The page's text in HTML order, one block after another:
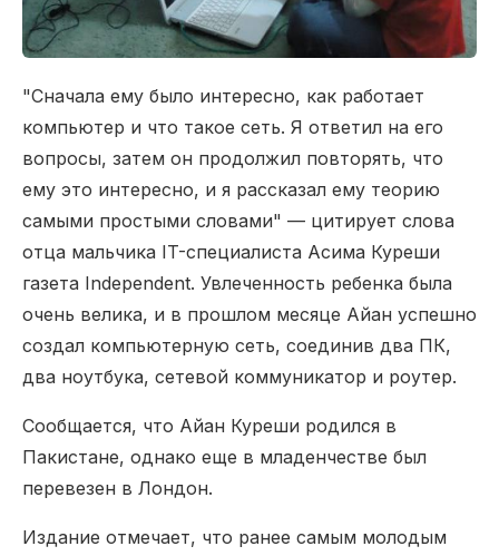
"Сначала ему было интересно, как работает
компьютер и что такое сеть. Я ответил на его
вопросы, затем он продолжил повторять, что
ему это интересно, и я рассказал ему теорию
самыми простыми словами" — цитирует слова
отца мальчика IT-специалиста Асима Куреши
газета Independent. Увлеченность ребенка была
очень велика, и в прошлом месяце Айан успешно
создал компьютерную сеть, соединив два ПК,
два ноутбука, сетевой коммуникатор и роутер.
Сообщается, что Айан Куреши родился в
Пакистане, однако еще в младенчестве был
перевезен в Лондон.
Издание отмечает, что ранее самым молодым